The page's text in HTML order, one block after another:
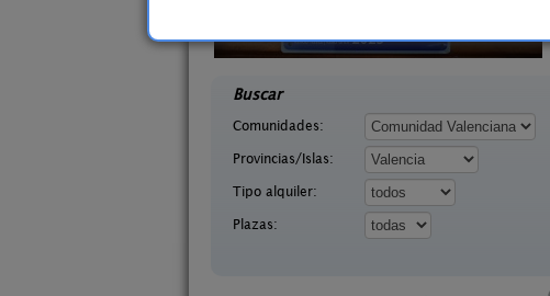
40 €
Buscar
Comunidades:
Provincias/Islas:
Tipo alquiler:
Plazas: